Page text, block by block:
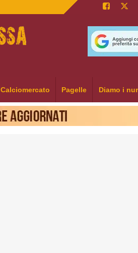
Calciomercato Pagelle Diamo i